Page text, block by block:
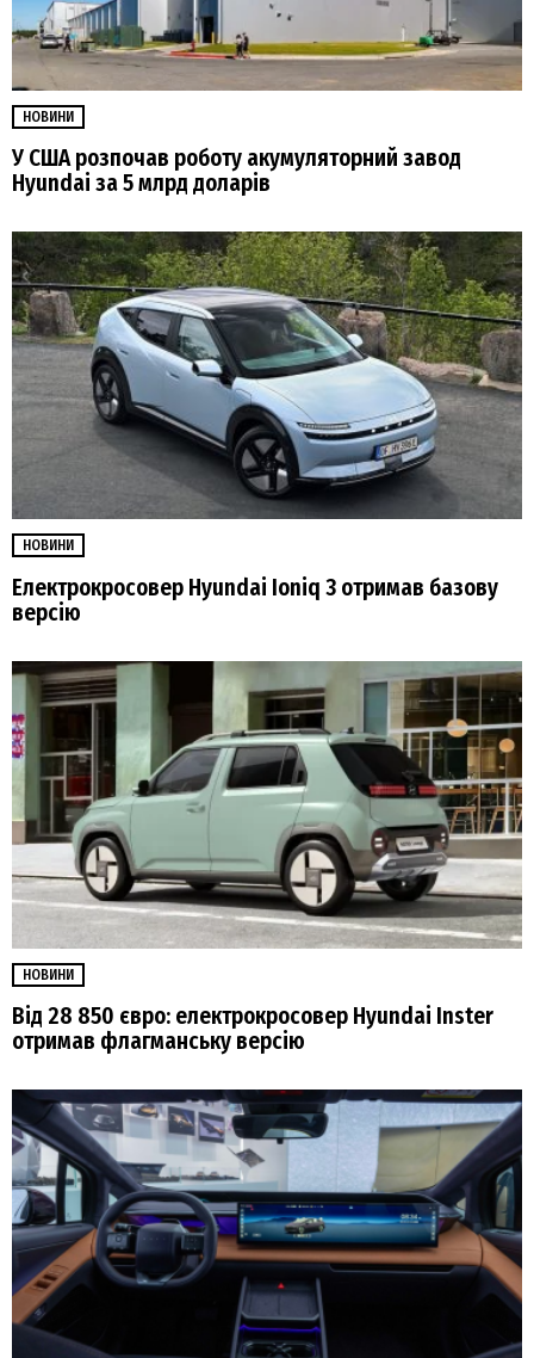
НОВИНИ
У США розпочав роботу акумуляторний завод
Hyundai за 5 млрд доларів
НОВИНИ
Електрокросовер Hyundai Ioniq 3 отримав базову
версію
НОВИНИ
Від 28 850 євро: електрокросовер Hyundai Inster
отримав флагманську версію